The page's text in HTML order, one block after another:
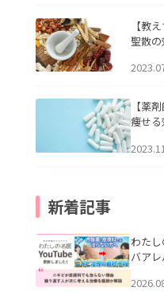
【教
聖散
【薬
痩せ
新着記事
わた
バア
らない